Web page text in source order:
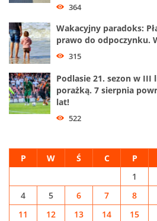
364
Wakacyjny paradoks:
prawo do odpoczynku.
315
Podlasie 21. sezon w III
porażką. 7 sierpnia
lat!
522
P W Ś C P
1
4
5 6 7 8
11
12 13 14 15